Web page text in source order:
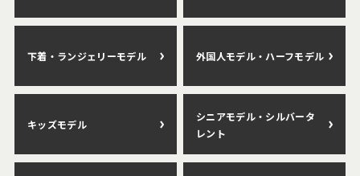
下着・ランジェリーモデル 外国人モデル・ハーフモデル
キッズモデル
シニアモデル・シルバータ
レント